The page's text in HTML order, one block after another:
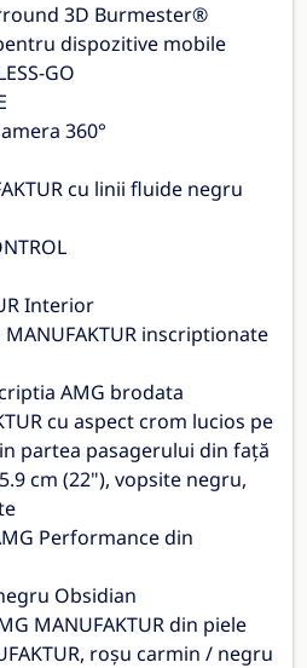
3D Burmester®
dispozitive mobile
GO
360°
cu linii fluide negru
Interior
inscriptionate
AMG brodata
cu aspect crom lucios pe
partea pasagerului din față
cm (22"), vopsite negru,
Performance din
Obsidian
MANUFAKTUR din piele
roșu carmin / negru